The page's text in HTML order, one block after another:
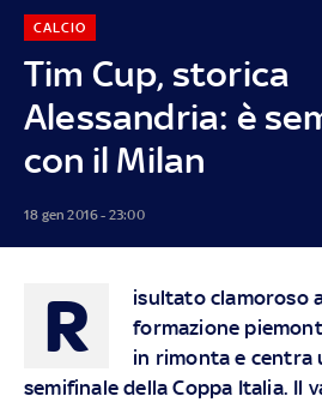
Tim Cup, storica
Alessandria: è
con il Milan
CALCIO
18 gen 2016 - 23:00
R
isultato clamoroso
formazione
in rimonta e centra
semifinale della Coppa Italia. Il